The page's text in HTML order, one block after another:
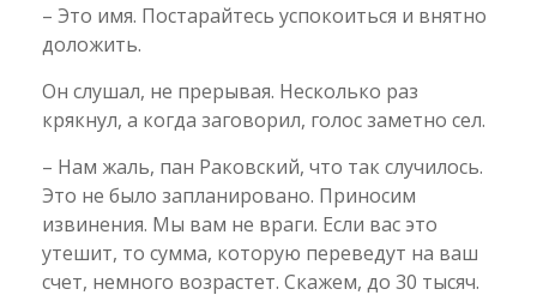
– Это имя. Постарайтесь успокоиться и внятно
доложить.
Он слушал, не прерывая. Несколько раз
крякнул, а когда заговорил, голос заметно сел.
– Нам жаль, пан Раковский, что так случилось.
Это не было запланировано. Приносим
извинения. Мы вам не враги. Если вас это
утешит, то сумма, которую переведут на ваш
счет, немного возрастет. Скажем, до 30 тысяч.